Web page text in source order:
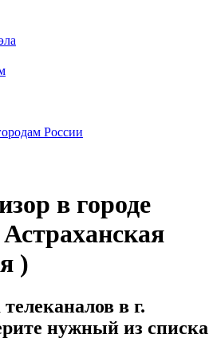
России
в городе
)
в г.
нужный из списка